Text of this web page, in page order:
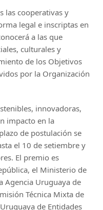
las cooperativas y
legal e inscriptas en
a las que
culturales y
de los Objetivos
por la Organización
innovadoras,
impacto en la
de postulación se
el 10 de setiembre y
El premio es
el Ministerio de
Agencia Uruguaya de
Técnica Mixta de
de Entidades